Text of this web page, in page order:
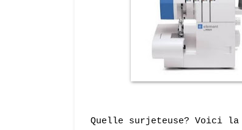
Quelle surjeteuse? Voici la